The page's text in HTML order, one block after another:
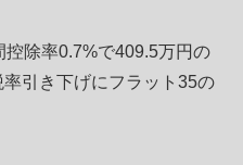
除率0.7%で409.5万円の
引き下げにフラット35の